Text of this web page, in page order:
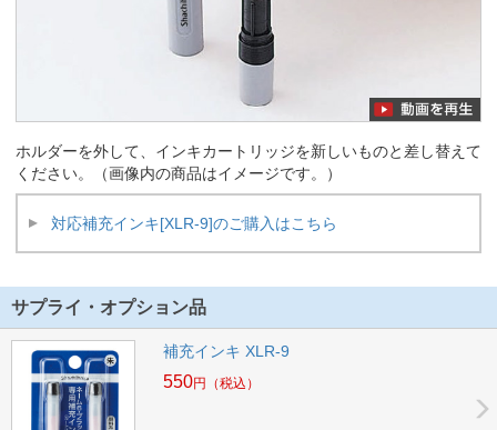
ホルダーを外して、インキカートリッジを新しいものと差し替えて
ください。（画像内の商品はイメージです。）
対応補充インキ[XLR-9]のご購入はこちら
サプライ・オプション品
補充インキ XLR-9
550円 （税込）